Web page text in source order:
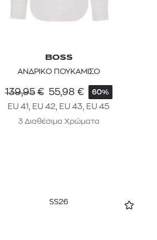
BOSS
ΑΝΔΡΙΚΟ ΠΟΥΚΑΜΙΣΟ
139,95 € 55,98 € 60%
EU 41, EU 42, EU 43, EU 45
3 Διαθέσιμα Χρώματα
SS26